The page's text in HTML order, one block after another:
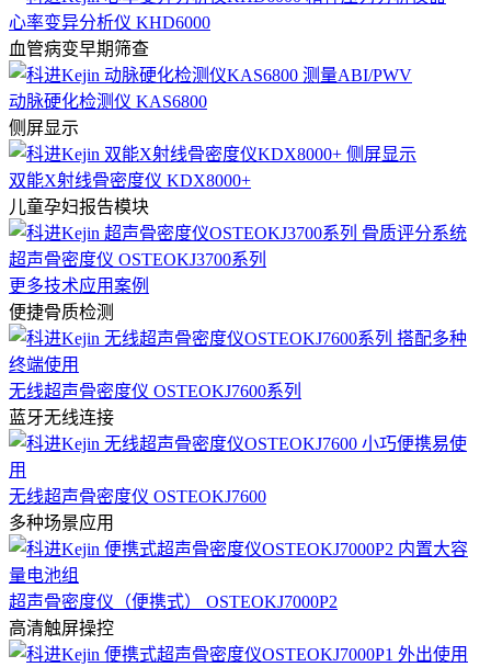
心率变异分析仪 KHD6000
血管病变早期筛查
动脉硬化检测仪 KAS6800
侧屏显示
双能X射线骨密度仪 KDX8000+
儿童孕妇报告模块
超声骨密度仪 OSTEOKJ3700系列
更多技术应用案例
便捷骨质检测
无线超声骨密度仪 OSTEOKJ7600系列
蓝牙无线连接
无线超声骨密度仪 OSTEOKJ7600
多种场景应用
超声骨密度仪（便携式） OSTEOKJ7000P2
高清触屏操控